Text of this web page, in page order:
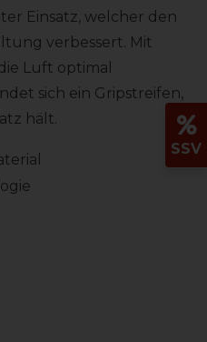
Einsatz, welcher den
verbessert. Mit
Luft optimal
sich ein Gripstreifen,
hält.
SSV